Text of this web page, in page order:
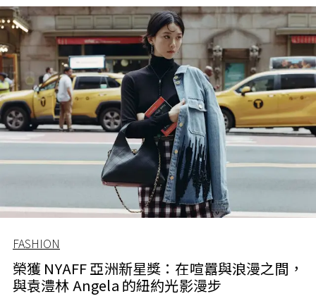
FASHION
榮獲 NYAFF 亞洲新星獎：在喧囂與浪漫之間，
與袁澧林 Angela 的紐約光影漫步